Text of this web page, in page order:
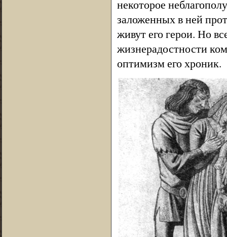
некоторое
заложенных в ней
живут его герои. Но
жизнерадостности
оптимизм его хроник.